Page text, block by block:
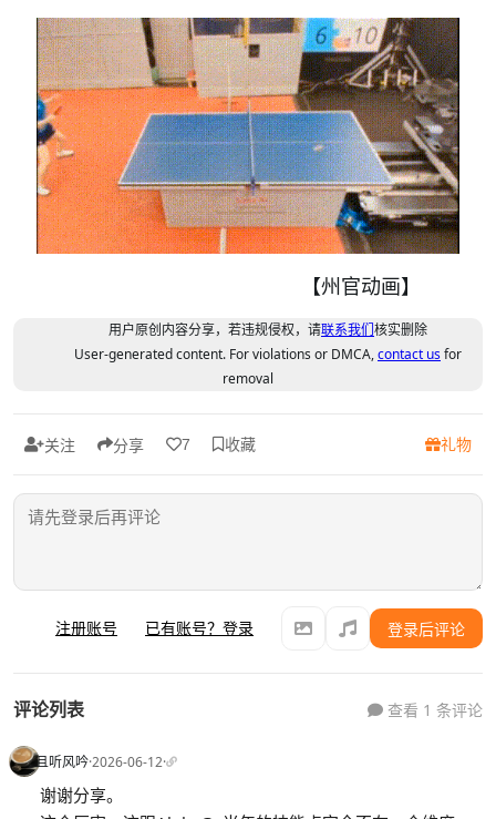
【州官动画】
用户原创内容分享，若违规侵权，请联系我们核实删除
User-generated content. For violations or DMCA,contact usfor
removal
关注 分享 7 收藏 礼物
注册账号 已有账号？登录 登录后评论
评论列表 查看 1 条评论
且听风吟·2026-06-12·
谢谢分享。